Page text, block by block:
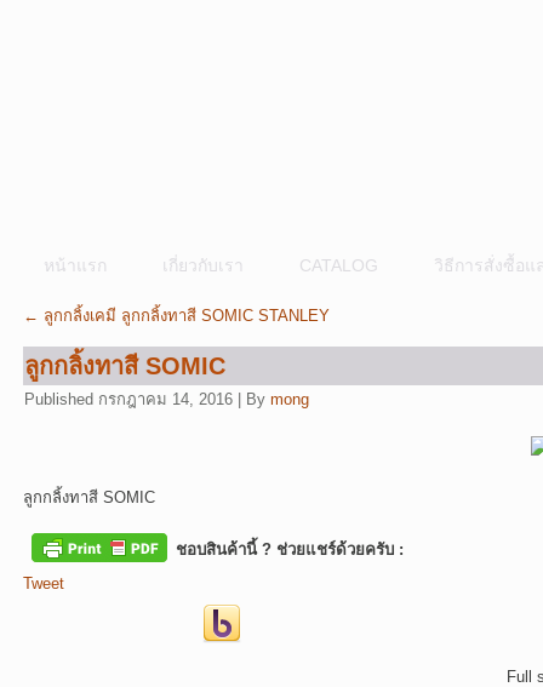
หน้าแรก เกี่ยวกับเรา CATALOG วิธีการสั่งซื้อแ
← ลูกกลิ้งเคมี ลูกกลิ้งทาสี SOMIC STANLEY
ลูกกลิ้งทาสี SOMIC
Published กรกฎาคม 14, 2016 By mong
ลูกกลิ้งทาสี SOMIC
ชอบสินค้านี้ ? ช่วยแชร์ด้วยครับ :
Tweet
Full